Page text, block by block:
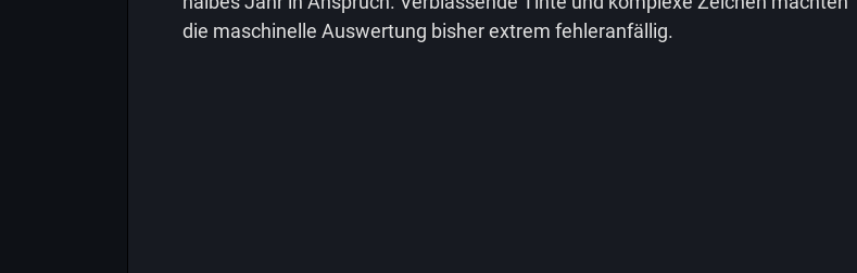
die maschinelle Auswertung bisher extrem fehleranfällig.